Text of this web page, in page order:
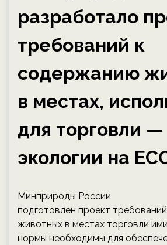
разработало
требований к
содержанию
в местах,
для торговли —
экологии на
Минприроды России
подготовлен проект
животных в местах торговли
нормы необходимы для